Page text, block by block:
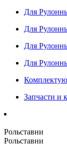
Для
Для
Для
Для
Запчасти и
Рольставни
Рольставни